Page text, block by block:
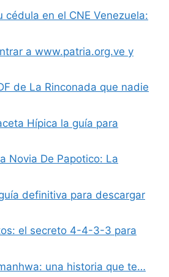
cédula en el CNE Venezuela:
a www.patria.org.ve y
de La Rinconada que nadie
Hípica la guía para
Novia De Papotico: La
definitiva para descargar
el secreto 4-4-3-3 para
una historia que te…